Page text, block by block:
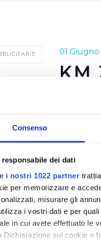
Consenso
responsabile dei dati
i nostri 1022 partner
per memorizzare e
misurare gli
i vostri dati e per
in cui avete effettuato le
Dichiarazione sui cookie o
01
KM
Evitare il
tende ad
chilometri
Il
bere
anche